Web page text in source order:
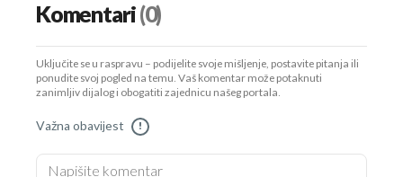
Komentari(0)
Uključite se u raspravu – podijelite svoje mišljenje, postavite pitanja ili
ponudite svoj pogled na temu. Vaš komentar može potaknuti
zanimljiv dijalog i obogatiti zajednicu našeg portala.
Važna obavijest !